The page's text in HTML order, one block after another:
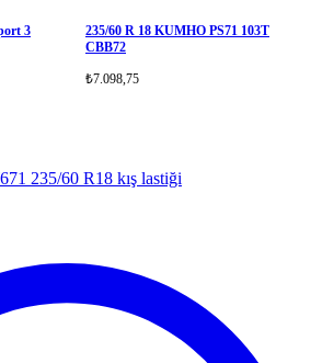
3
235/60 R 18 KUMHO PS71 103T
CBB72
₺7.098,75
235/60 R18 kış lastiği